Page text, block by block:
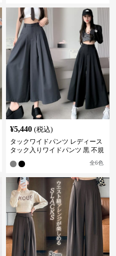
¥5,440 (税込)
タックワイドパンツ レディース
タック入りワイドパンツ 黒 不規
全6色